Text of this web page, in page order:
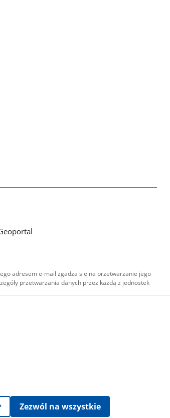
adresem e-mail zgadza się na przetwarzanie jego
przetwarzania danych przez każdą z jednostek
Zezwól na wszystkie